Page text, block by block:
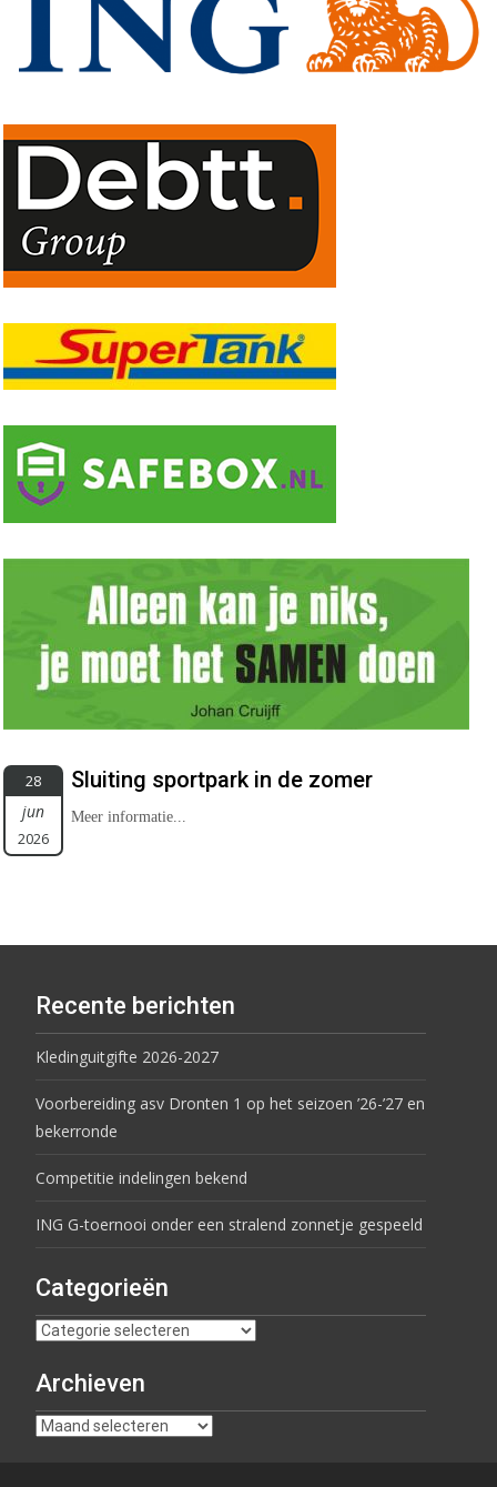
28
jun
2026
Sluiting sportpark in de zomer
Meer informatie...
Recente berichten
Kledinguitgifte 2026-2027
Voorbereiding asv Dronten 1 op het seizoen ’26-’27 en
bekerronde
Competitie indelingen bekend
ING G-toernooi onder een stralend zonnetje gespeeld
Categorieën
Archieven